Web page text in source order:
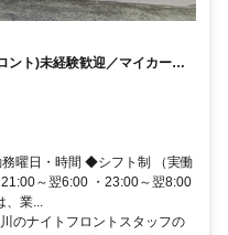
ント)未経験歓迎／マイカー通
曜日・時間 ◆シフト制 （実働
～翌6:00 ・23:00～翌8:00
業...
のナイトフロントスタッフの